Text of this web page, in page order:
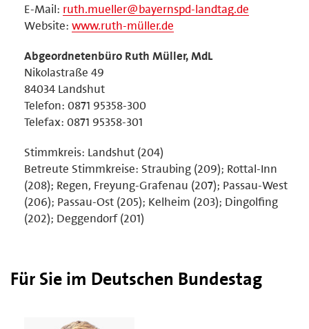
E-Mail: ruth.mueller@bayernspd-landtag.de
Website: www.ruth-müller.de
Abgeordnetenbüro Ruth Müller, MdL
Nikolastraße 49
84034 Landshut
Telefon: 0871 95358-300
Telefax: 0871 95358-301
Stimmkreis: Landshut (204)
Betreute Stimmkreise: Straubing (209); Rottal-Inn
(208); Regen, Freyung-Grafenau (207); Passau-West
(206); Passau-Ost (205); Kelheim (203); Dingolfing
(202); Deggendorf (201)
Für Sie im Deutschen Bundestag